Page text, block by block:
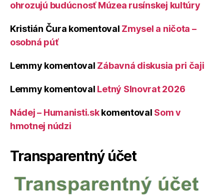
ohrozujú budúcnosť Múzea rusínskej kultúry
Kristián Čura komentoval Zmysel a ničota –
osobná púť
Lemmy komentoval Zábavná diskusia pri čaji
Lemmy komentoval Letný Slnovrat 2026
Nádej – Humanisti.skkomentoval Som v
hmotnej núdzi
Transparentný účet